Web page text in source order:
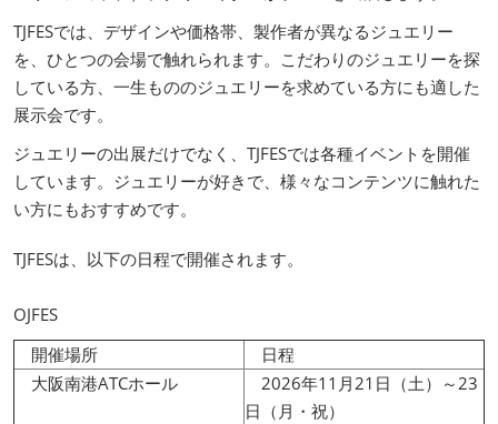
TJFESでは、デザインや価格帯、製作者が異なるジュエリー
を、ひとつの会場で触れられます。こだわりのジュエリーを探
している方、一生もののジュエリーを求めている方にも適した
展示会です。
ジュエリーの出展だけでなく、TJFESでは各種イベントを開催
しています。ジュエリーが好きで、様々なコンテンツに触れた
い方にもおすすめです。
TJFESは、以下の日程で開催されます。
OJFES
開催場所
日程
大阪南港ATCホール
2026年11月21日（土）～23
日（月・祝）